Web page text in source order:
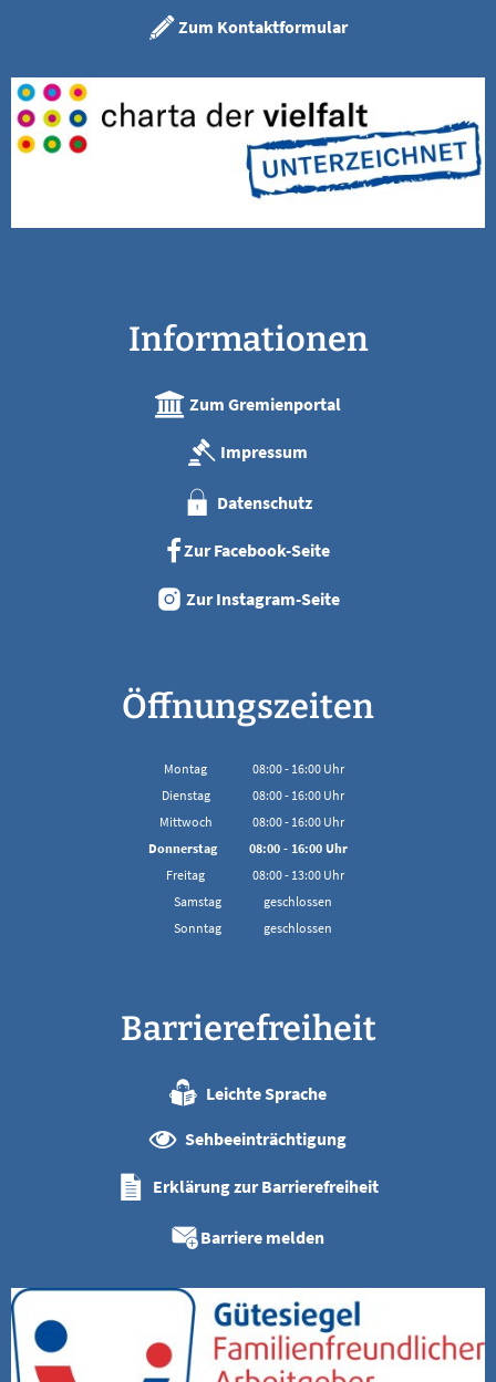
Zum Kontaktformular
Informationen
Zum Gremienportal
Impressum
Datenschutz
Zur Facebook-Seite
Zur Instagram-Seite
Öffnungszeiten
Montag 08:00- 16:00Uhr
Von 08:00 bis 16:00 Uhr
Dienstag 08:00- 16:00Uhr
Von 08:00 bis 16:00 Uhr
Mittwoch 08:00- 16:00Uhr
Von 08:00 bis 16:00 Uhr
Donnerstag 08:00- 16:00Uhr
Von 08:00 bis 16:00 Uhr
Freitag 08:00- 13:00Uhr
Samstag
geschlossen
Sonntag
geschlossen
Barrierefreiheit
Leichte Sprache
Sehbeeinträchtigung
Erklärung zur Barrierefreiheit
Barriere melden